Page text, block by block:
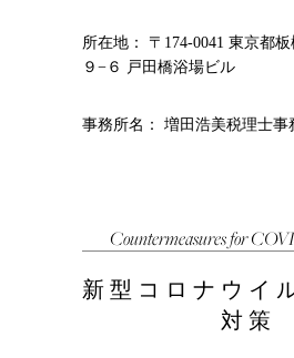
所在地： 〒174-0041 東京都
９−６ 戸田橋浴場ビル
事務所名： 増田浩美税
Countermeasures for
新型コロナウイ
対策